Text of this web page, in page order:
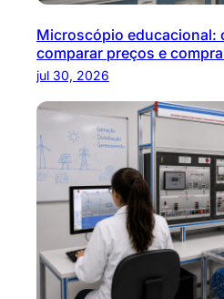
Microscópio educacional:
comparar preços e
jul 30, 2026